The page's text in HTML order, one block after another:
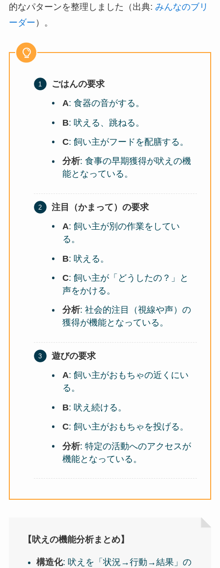
的なパターンを整理しました（出典: みんなのブリ
ーダー ）。
ごはんの要求
A: 食器の音がする。
B: 吠える、跳ねる。
C: 飼い主がフードを配膳する。
分析: 食事の早期獲得が吠えの機
能となっている。
注目（かまって）の要求
A: 飼い主が別の作業をしてい
る。
B: 吠える。
C: 飼い主が「どうしたの？」と
声をかける。
分析: 社会的注目（視線や声）の
獲得が機能となっている。
遊びの要求
A: 飼い主がおもちゃの近くにい
る。
B: 吠え続ける。
C: 飼い主がおもちゃを投げる。
分析: 特定の活動へのアクセスが
機能となっている。
【吠えの機能分析まとめ】
構造化: 吠えを「状況→行動→結果」の